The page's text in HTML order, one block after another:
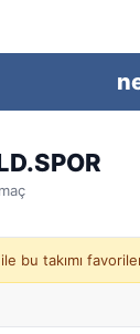
maç
ile bu takımı